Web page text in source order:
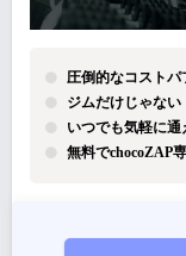
圧倒的なコストパ
ジムだけじゃな
いつでも気軽に
無料でchocoZAP